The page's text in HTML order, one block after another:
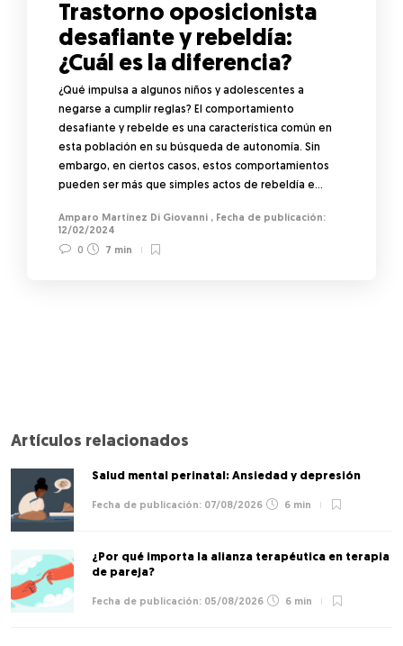
Trastorno oposicionista
desafiante y rebeldía:
¿Cuál es la diferencia?
¿Qué impulsa a algunos niños y adolescentes a
negarse a cumplir reglas? El comportamiento
desafiante y rebelde es una característica común en
esta población en su búsqueda de autonomía. Sin
embargo, en ciertos casos, estos comportamientos
pueden ser más que simples actos de rebeldía e…
Amparo Martínez Di Giovanni ,
12/02/2024
0
7 min
Artículos relacionados
Salud mental perinatal: Ansiedad y depresión
07/08/2026 6 min
¿Por qué importa la alianza terapéutica en terapia
de pareja?
05/08/2026 6 min